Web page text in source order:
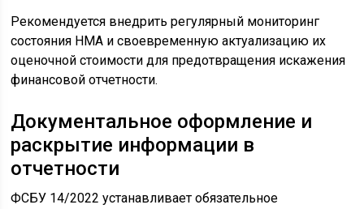
Рекомендуется внедрить регулярный мониторинг
состояния НМА и своевременную актуализацию их
оценочной стоимости для предотвращения искажения
финансовой отчетности.
Документальное оформление и
раскрытие информации в
отчетности
ФСБУ 14/2022 устанавливает обязательное